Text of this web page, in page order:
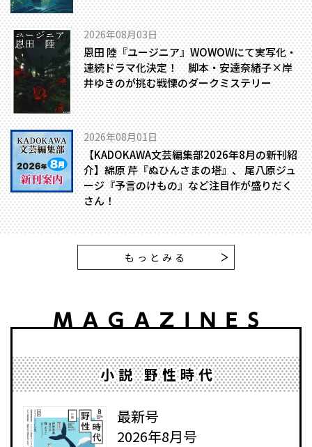
2026年08月03日
恩田 陸『ユージニア』WOWOWにて実写化・
連続ドラマ化決定！ 脚本・安達奈緒子×岸
井ゆきのが挑む戦慄のダークミステリー
2026年08月01日
【KADOKAWA文芸編集部2026年8月の新刊紹
介】綿原 芹『ぬひんさまの塔』、 尾八原ジュ
ージ『予言のけもの』など注目作が盛りだく
さん！
もっとみる
小説 野性時代
最新号
2026年8月号